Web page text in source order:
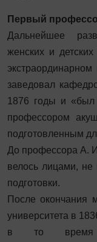
Первый
Дальнейшее
женских и
заведовал
1876 годы и «был
профессором
подготовленным
До профессора А.
велось лицами,
подготовки.
После окончания
университета в
в то время